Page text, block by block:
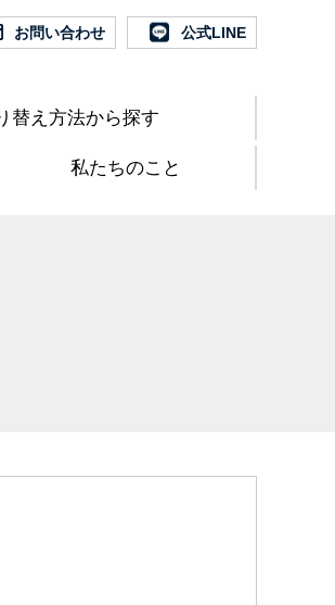
お問い合わせ 公式LINE
替え方法から探す
私たちのこと